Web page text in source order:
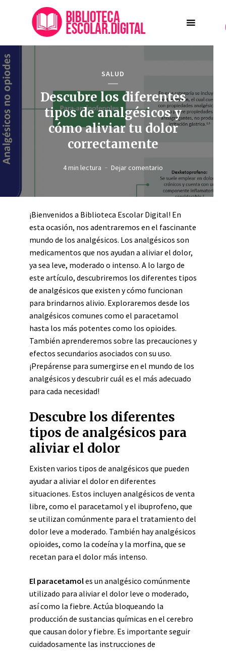
SALUD
Descubre los diferentes
tipos de analgésicos y
cómo aliviar tu dolor
correctamente
4 min lectura Dejar comentario
¡Bienvenidos a Biblioteca Escolar Digital! En
esta ocasión, nos adentraremos en el fascinante
mundo de los analgésicos. Los analgésicos son
medicamentos que nos ayudan a aliviar el dolor,
ya sea leve, moderado o intenso. A lo largo de
este artículo, descubriremos los diferentes tipos
de analgésicos que existen y cómo funcionan
para brindarnos alivio. Exploraremos desde los
analgésicos comunes como el paracetamol
hasta los más potentes como los opioides.
También aprenderemos sobre las precauciones y
efectos secundarios asociados con su uso.
¡Prepárense para sumergirse en el mundo de los
analgésicos y descubrir cuál es el más adecuado
para cada necesidad!
Descubre los diferentes
tipos de analgésicos para
aliviar el dolor
Existen varios tipos de analgésicos que pueden
ayudar a aliviar el dolor en diferentes
situaciones. Estos incluyen analgésicos de venta
libre, como el paracetamol y el ibuprofeno, que
se utilizan comúnmente para el tratamiento del
dolor leve a moderado. También hay analgésicos
opioides, como la codeína y la morfina, que se
recetan para el dolor más intenso.
El paracetamoles un analgésico comúnmente
utilizado para aliviar el dolor leve o moderado,
así como la fiebre. Actúa bloqueando la
producción de sustancias químicas en el cerebro
que causan dolor y fiebre. Es importante seguir
cuidadosamente las instrucciones de